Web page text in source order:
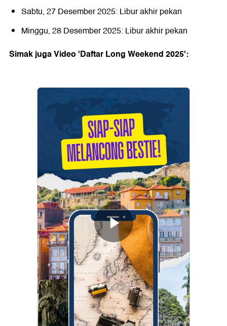
Sabtu, 27 Desember 2025: Libur akhir pekan
Minggu, 28 Desember 2025: Libur akhir pekan
Simak juga Video 'Daftar Long Weekend 2025':